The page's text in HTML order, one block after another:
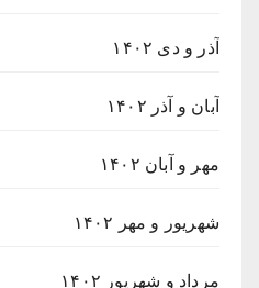
آذر و دی ۱۴۰۲
آبان و آذر ۱۴۰۲
مهر و آبان ۱۴۰۲
شهریور و مهر ۱۴۰۲
مرداد و شهریور ۱۴۰۲